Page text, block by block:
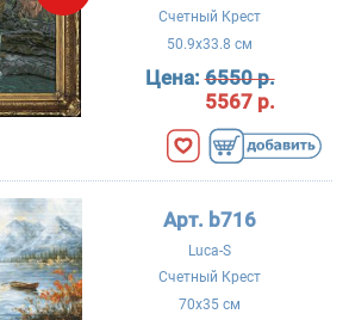
Счетный Крест
50.9x33.8 см
Цена:6550 р.
5567 р.
Арт. b716
Luca-S
Счетный Крест
70x35 см